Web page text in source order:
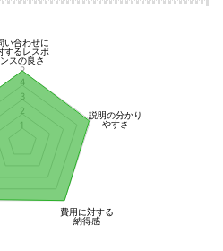
い合わせに
するレスポ
ンスの良さ
説明の分かり
やすさ
費用に対する
納得感
1
2
3
4
5